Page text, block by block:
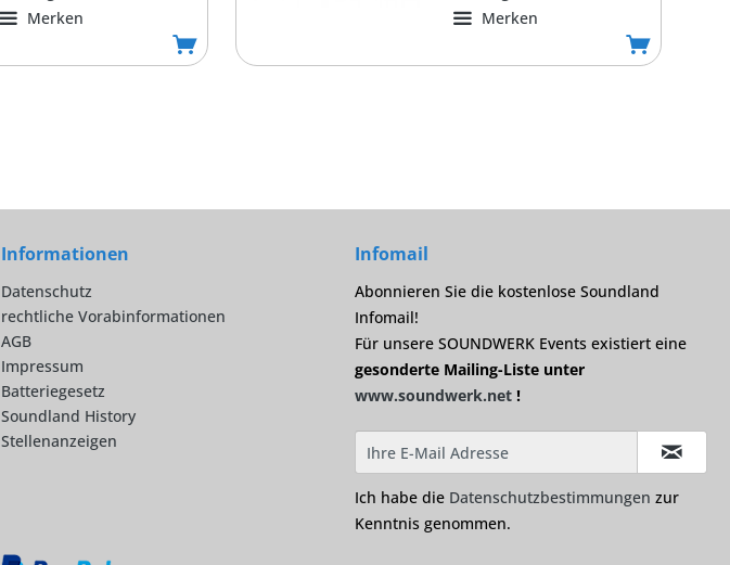
Merken
Merken
Informationen
Datenschutz
rechtliche Vorabinformationen
AGB
Impressum
Batteriegesetz
Soundland History
Stellenanzeigen
Infomail
Abonnieren Sie die kostenlose Soundland
Infomail!
Für unsere SOUNDWERK Events existiert eine
gesonderte Mailing-Liste unter
www.soundwerk.net !
Ich habe die Datenschutzbestimmungen zur
Kenntnis genommen.